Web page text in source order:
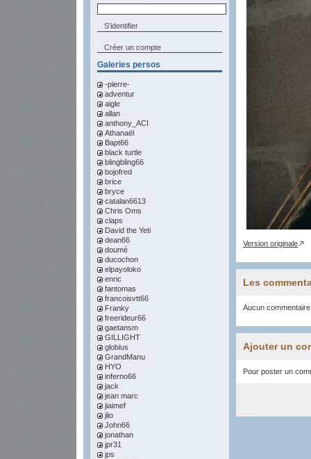
Créer un compte
Galeries persos
-pierre-
adventur
aigle
allan
anthony_ACI
Athanaël
Bapt66
black turtle
blingbling66
bojofred
brice
bryce
catalan6613
Chris Oms
claps
David the Yeti
dean66
doumé
ducochon
elpayoloko
enric
fantomas
francoisvtt66
Franky
freerideur66
gaetansm
GILLIGHT
globius
GrandManu
HYO
inferno66
jack
jean marc
jiaimef
jlio
John66
jonathan
jpr31
jps
Version originale
Les
Aucun
Ajouter un
Pour poster un